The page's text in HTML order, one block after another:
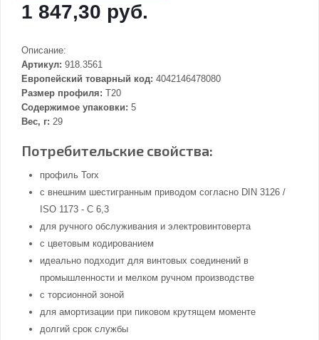
1 847,30 руб.
Описание:
Артикул: 918.3561
Европейский товарный код: 4042146478080
Размер профиля: T20
Содержимое упаковки: 5
Вес, г: 29
Потребительские свойства:
профиль Torx
с внешним шестигранным приводом согласно DIN 3126 /
ISO 1173 - C 6,3
для ручного обслуживания и электровинтоверта
с цветовым кодированием
идеально подходит для винтовых соединений в
промышленности и мелком ручном производстве
с торсионной зоной
для амортизации при пиковом крутящем моменте
долгий срок службы